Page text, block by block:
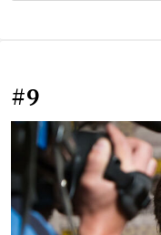
#9